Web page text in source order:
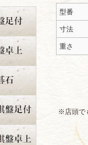
型番
寸法
重さ
※店頭で